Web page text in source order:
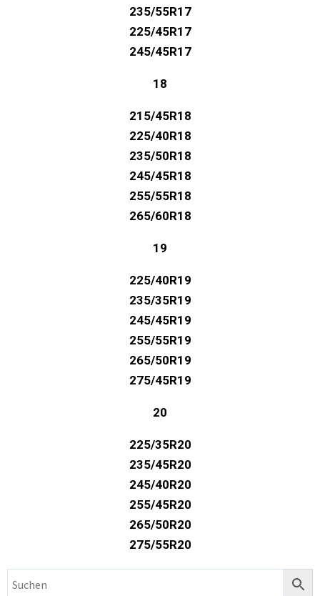
235/55R17
225/45R17
245/45R17
18
215/45R18
225/40R18
235/50R18
245/45R18
255/55R18
265/60R18
19
225/40R19
235/35R19
245/45R19
255/55R19
265/50R19
275/45R19
20
225/35R20
235/45R20
245/40R20
255/45R20
265/50R20
275/55R20